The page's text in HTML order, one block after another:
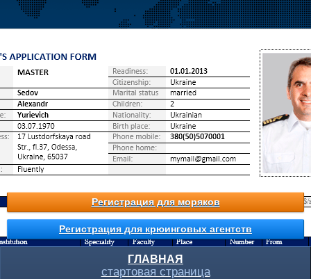
Регистрация для моряков
Регистрация для крюинговых агентств
ГЛАВНАЯ
стартовая страница